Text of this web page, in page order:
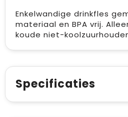
Enkelwandige drinkfles
materiaal en BPA vrij.
koude niet-
Specificaties